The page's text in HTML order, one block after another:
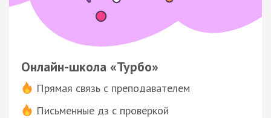
Онлайн-школа «Турбо»
Прямая связь с преподавателем
Письменные дз с проверкой